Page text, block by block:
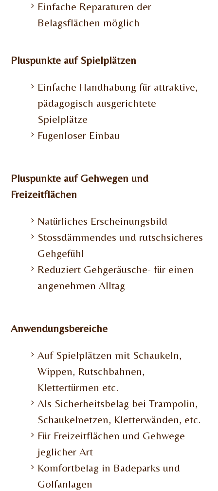
Einfache Reparaturen der
Belagsflächen möglich
Pluspunkte auf Spielplätzen
Einfache Handhabung für attraktive,
pädagogisch ausgerichtete
Spielplätze
Fugenloser Einbau
Pluspunkte auf Gehwegen und
Freizeitflächen
Natürliches Erscheinungsbild
Stossdämmendes und rutschsicheres
Gehgefühl
Reduziert Gehgeräusche- für einen
angenehmen Alltag
Anwendungsbereiche
Auf Spielplätzen mit Schaukeln,
Wippen, Rutschbahnen,
Klettertürmen etc.
Als Sicherheitsbelag bei Trampolin,
Schaukelnetzen, Kletterwänden, etc.
Für Freizeitflächen und Gehwege
jeglicher Art
Komfortbelag in Badeparks und
Golfanlagen